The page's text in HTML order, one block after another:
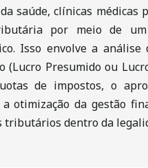
saúde, clínicas médicas
por meio de
Isso envolve a
(Lucro Presumido ou
de impostos, o
otimização da gestão
tributários dentro da